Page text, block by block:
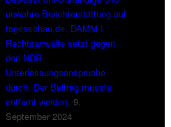
unwahre Berichterstattung auf
tagesschau.de. DAMM I
Rechtsanwälte setzt gegen
den NDR
Unterlassungsansprüche
durch. Der Beitrag musste
entfernt werden. 9.
September 2024